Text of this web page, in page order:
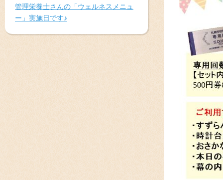
管理栄養士さんの「ウェルネスメニュ
ー」実施日です♪